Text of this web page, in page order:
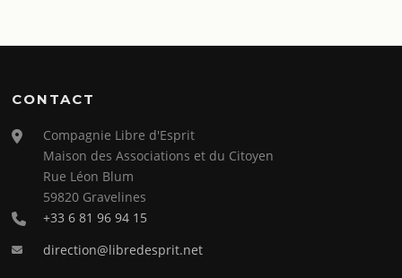
CONTACT
Compagnie Libre d'Esprit
Maison des Associations et du Citoyen
Rue Léon Blum
59820 Gravelines
+33 6 81 96 94 15
direction@libredesprit.net